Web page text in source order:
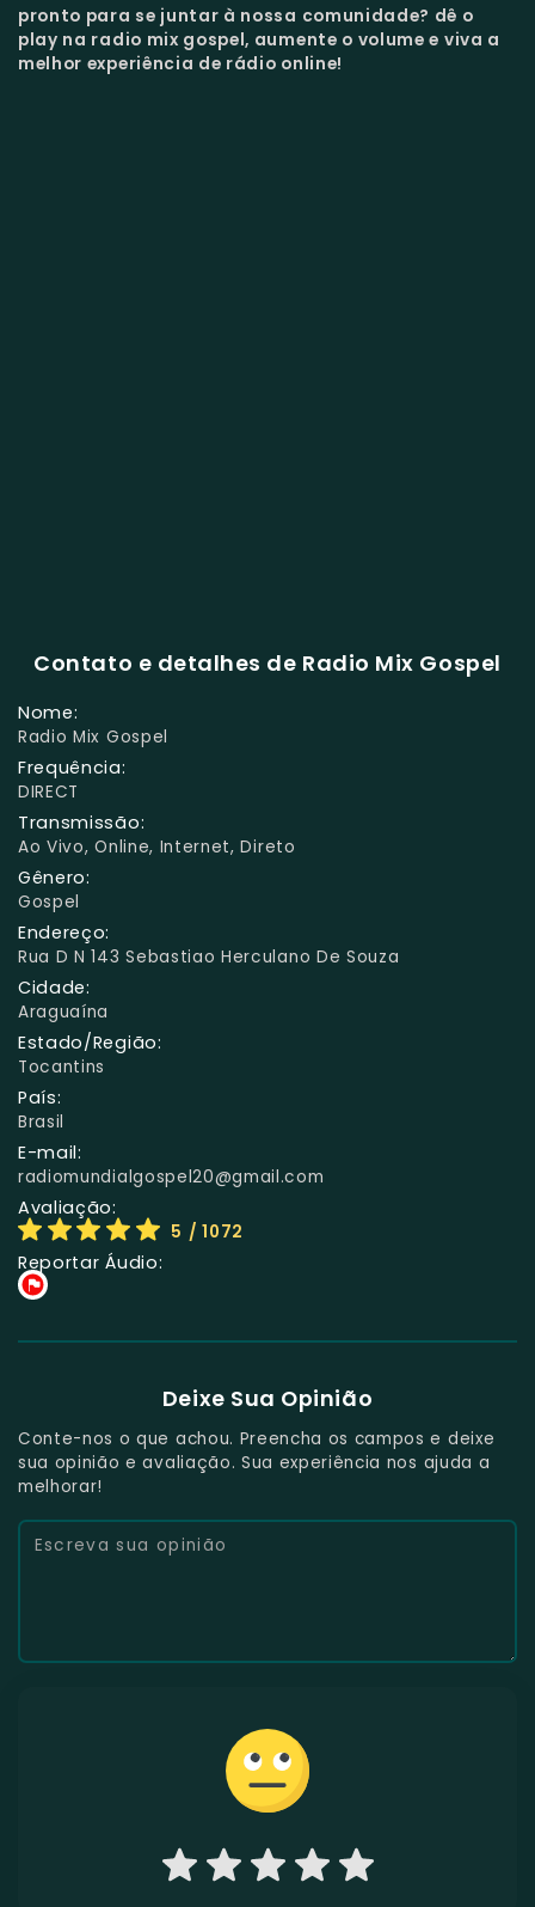
pronto para se juntar à nossa comunidade? dê o
play na radio mix gospel, aumente o volume e viva a
melhor experiência de rádio online!
Contato e detalhes de Radio Mix Gospel
Nome:
Radio Mix Gospel
Frequência:
DIRECT
Transmissão:
Ao Vivo, Online, Internet, Direto
Gênero:
Gospel
Endereço:
Rua D N 143 Sebastiao Herculano De Souza
Cidade:
Araguaína
Estado/Região:
Tocantins
País:
Brasil
E-mail:
radiomundialgospel20@gmail.com
Avaliação:
5 / 1072
Reportar Áudio:
Deixe Sua Opinião
Conte-nos o que achou. Preencha os campos e deixe
sua opinião e avaliação. Sua experiência nos ajuda a
melhorar!